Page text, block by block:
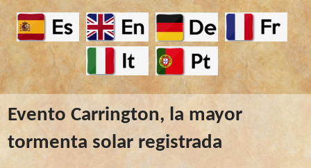
Evento Carrington, la mayor
tormenta solar registrada